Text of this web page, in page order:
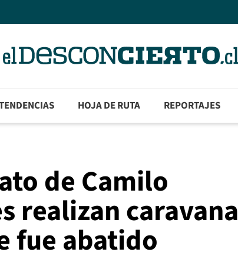
HOJA DE RUTA REPORTAJES
de Camilo
realizan caravana
fue abatido